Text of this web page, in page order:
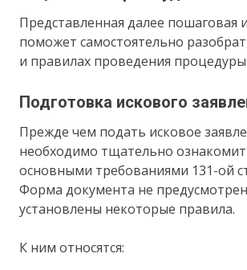
Представленная далее пошаговая
поможет самостоятельно
и правилах проведения процедуры.
Подготовка искового
Прежде чем подать исковое
необходимо тщательно
основными требованиями 131-ой
Форма документа не
установлены некоторые правила.
К ним относятся: